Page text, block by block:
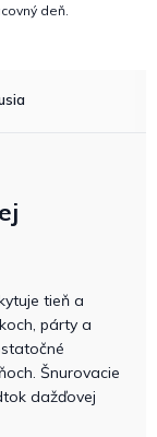
deň.
tieň a
párty a
Šnurovacie
dažďovej